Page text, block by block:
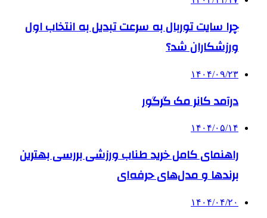
چرا سایت توربال به ‌سرعت تبدیل به انتخاب اول
ورزشکاران شد؟
۱۴۰۴/۰۹/۲۳
درآمد کانر مک گرگور
۱۴۰۴/۰۵/۱۴
راهنمای کامل خرید طناب ورزشی بررسی بهترین
برندها و مدل‌های حرفه‌ای
۱۴۰۴/۰۴/۲۰